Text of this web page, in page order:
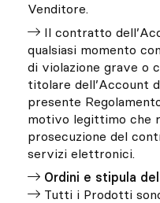
Venditore.
Il contratto
qualsiasi momento
di violazione grave o
titolare dell’Account
presente
motivo legittimo che
prosecuzione del
servizi elettronici.
Ordini e stipula
Tutti i Prodotti